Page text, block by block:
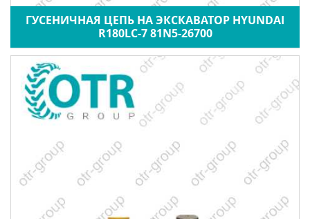
ГУСЕНИЧНАЯ ЦЕПЬ НА ЭКСКАВАТОР HYUNDAI
R180LC-7 81N5-26700